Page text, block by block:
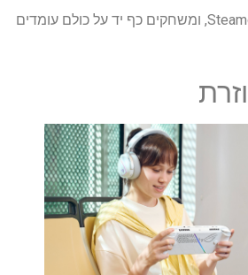
יש דרך להתמודד עם Steamos, ומשחקים כף יד על כולם עומדים